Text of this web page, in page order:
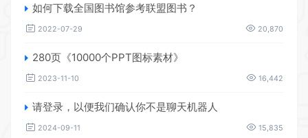
如何下载全国图书馆参考联盟图书？
2022-07-29 20,870
280页《10000个PPT图标素材》
2023-11-10 16,442
请登录，以便我们确认你不是聊天机器人
2024-09-11 15,835